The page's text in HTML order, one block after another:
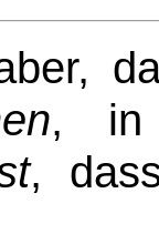
, in
,